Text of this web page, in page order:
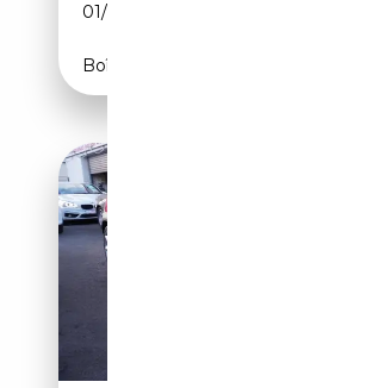
01/2012
Boîte automatique